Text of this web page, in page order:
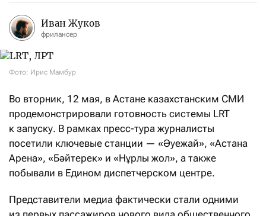
Иван Жуков
фрилансер
Фото: Ирис Мамбур
Во вторник, 12 мая, в Астане казахстанским СМИ
продемонстрировали готовность системы LRT
к запуску. В рамках пресс-тура журналисты
посетили ключевые станции — «Әуежай», «Астана
Арена», «Бәйтерек» и «Нұрлы жол», а также
побывали в Едином диспетчерском центре.
Представители медиа фактически стали одними